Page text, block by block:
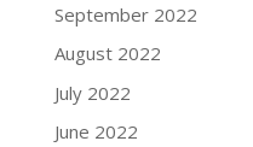
September 2022
August 2022
July 2022
June 2022